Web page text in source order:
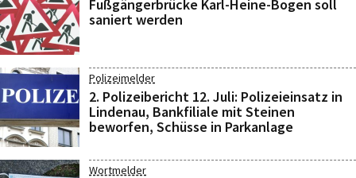
Fußgängerbrücke Karl-Heine-Bogen soll
saniert werden
Polizeimelder
2. Polizeibericht 12. Juli: Polizeieinsatz in
Lindenau, Bankfiliale mit Steinen
beworfen, Schüsse in Parkanlage
Wortmelder